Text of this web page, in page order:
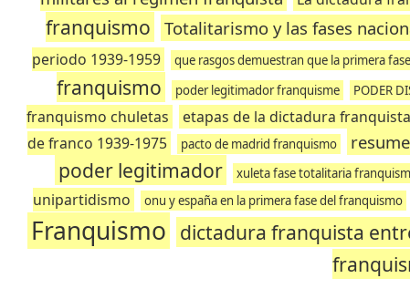
franquismo
Totalitarismo y las fases
periodo 1939-1959
que rasgos demuestran que la primera
franquismo
poder legitimador franquisme PODER
franquismo chuletas
etapas de la dictadura franquista
de franco 1939-1975
pacto de madrid franquismo
poder legitimador xuleta fase totalitaria
unipartidismo
onu y españa en la primera fase del franquismo
Franquismo dictadura franquista